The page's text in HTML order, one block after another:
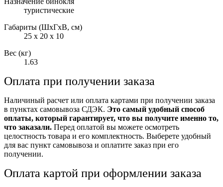
туристические
Габариты (ШxГxВ, см)
25 x 20 x 10
Вес (кг)
1.63
Оплата при получении заказа
Наличиный расчет или оплата картами при получении заказа
в пунктах самовывоза СДЭК. Это самый удобный способ
оплаты, который гарантирует, что вы получите именно то,
что заказали. Перед оплатой вы можете осмотреть
целостность товара и его комплектность. Выберете удобный
для вас пункт самовывоза и оплатите заказ при его
получении.
Оплата картой при оформлении заказа